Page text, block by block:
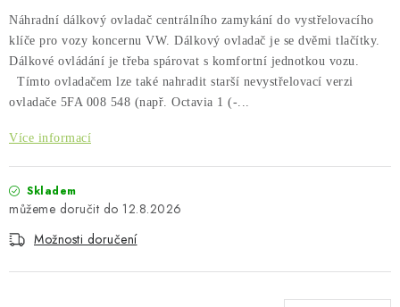
OSTATNÍ NOSIČE
STŘEŠNÍ KOŠE
CESTOVNÍ ZAVAZADLA
DÁRKOVÉ POUKAZY
Náhradní dálkový ovladač centrálního zamykání do vystřelovacího
klíče pro vozy koncernu VW. Dálkový ovladač je se dvěmi tlačítky.
Dálkové ovládání je třeba spárovat s komfortní jednotkou vozu.
Tímto ovladačem lze také nahradit starší nevystřelovací verzi
ovladače 5FA 008 548 (např. Octavia 1 (-...
Více informací
Skladem
12.8.2026
Možnosti doručení